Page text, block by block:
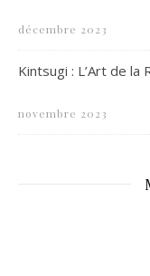
décembre 2023
Kintsugi : L’Art de la
novembre 2023